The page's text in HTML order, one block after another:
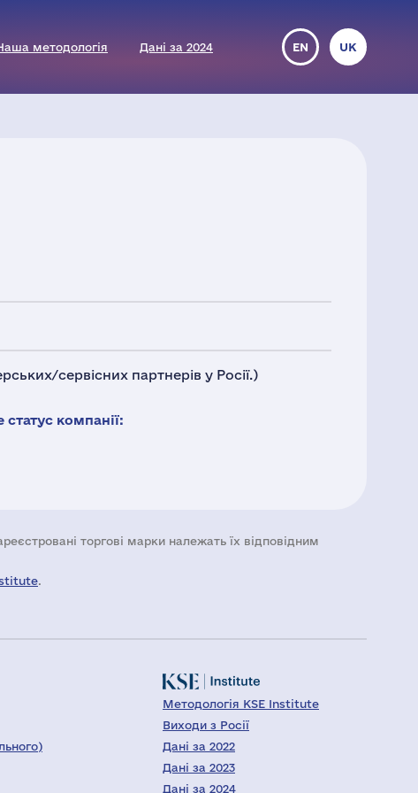
методологія Дані за 2024 EN UK
сервісних партнерів у Росії.)
компанії:
торгові марки належать їх відповідним
.
Методологія KSE Institute
Виходи з Росії
Дані за 2022
Дані за 2023
Дані за 2024